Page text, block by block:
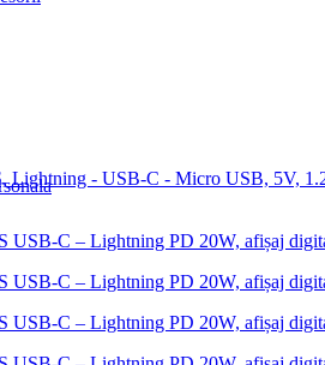
Lightning - USB-C - Micro USB, 5V,